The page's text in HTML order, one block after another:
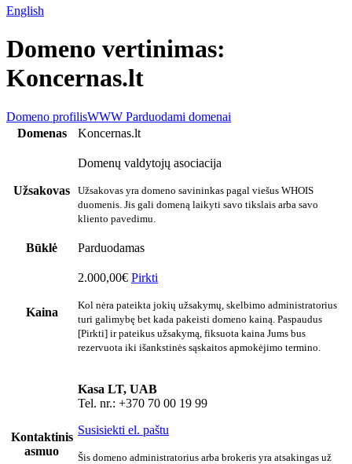
English
Domeno vertinimas:
Koncernas.lt
Domeno profilisWWW Parduodami domenai
Domenas
Koncernas.lt
Užsakovas
Domenų valdytojų asociacija
Užsakovas yra domeno savininkas pagal viešus WHOIS
duomenis. Jis gali domeną laikyti savo tikslais arba savo
kliento pavedimu.
Būklė Parduodamas
Kaina
2.000,00€ Pirkti
Kol nėra pateikta jokių užsakymų, skelbimo administratorius
turi galimybę bet kada pakeisti domeno kainą. Paspaudus
[Pirkti] ir pateikus užsakymą, fiksuota kaina Jums bus
rezervuota iki išankstinės sąskaitos apmokėjimo termino.
Kontaktinis
asmuo
Kasa LT, UAB
Tel. nr.: +370 70 00 19 99
Susisiekti el. paštu
Šis domeno administratorius arba brokeris yra atsakingas už